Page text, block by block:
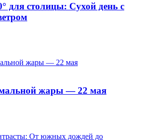
для столицы: Сухой день с
жары — 22 мая